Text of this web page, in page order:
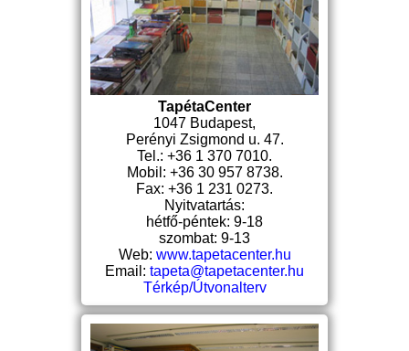
TapétaCenter
1047 Budapest,
Perényi Zsigmond u. 47.
Tel.: +36 1 370 7010.
Mobil: +36 30 957 8738.
Fax: +36 1 231 0273.
Nyitvatartás:
hétfő-péntek: 9-18
szombat: 9-13
Web: www.tapetacenter.hu
Email: tapeta@tapetacenter.hu
Térkép/Útvonalterv